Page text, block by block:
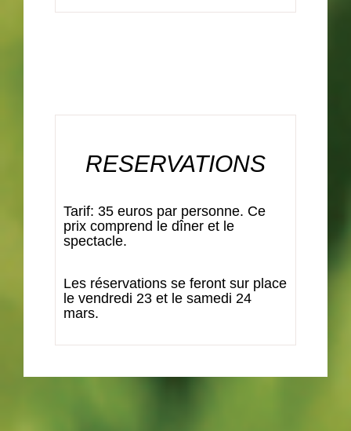
RESERVATIONS
Tarif: 35 euros par personne. Ce
prix comprend le dîner et le
spectacle.
Les réservations se feront sur place
le vendredi 23 et le samedi 24
mars.